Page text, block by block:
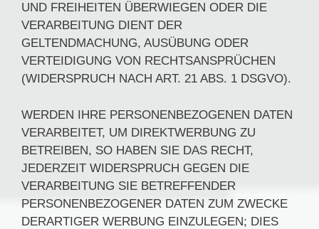
UND FREIHEITEN ÜBERWIEGEN ODER DIE
VERARBEITUNG DIENT DER
GELTENDMACHUNG, AUSÜBUNG ODER
VERTEIDIGUNG VON RECHTSANSPRÜCHEN
(WIDERSPRUCH NACH ART. 21 ABS. 1 DSGVO).
WERDEN IHRE PERSONENBEZOGENEN DATEN
VERARBEITET, UM DIREKTWERBUNG ZU
BETREIBEN, SO HABEN SIE DAS RECHT,
JEDERZEIT WIDERSPRUCH GEGEN DIE
VERARBEITUNG SIE BETREFFENDER
PERSONENBEZOGENER DATEN ZUM ZWECKE
DERARTIGER WERBUNG EINZULEGEN; DIES